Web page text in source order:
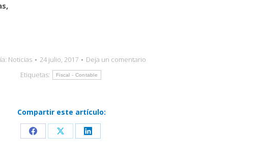
Noticias 24 julio, 2017
Deja un comentario
Etiquetas:
Fiscal - Contable
Compartir este artículo:
Share Share Share